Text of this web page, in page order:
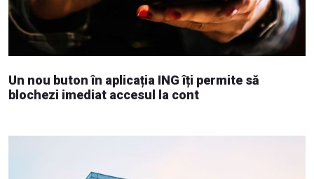
Un nou buton în aplicația ING îți permite să
blochezi imediat accesul la cont